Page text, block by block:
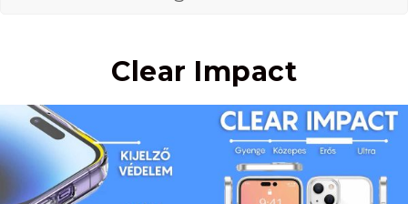
Clear Impact